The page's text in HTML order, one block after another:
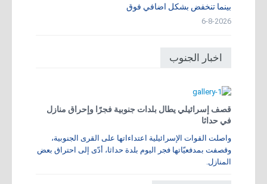
بينما تنخفض بشكل اضافي فوق
6-8-2026
اخبار الجنوب
قصف إسرائيلي يطال بلدات جنوبية فجرًا وإحراق منازل
في حداثا
واصلت القوات الإسرائيلية اعتداءاتها على القرى الجنوبية،
وقصفت بمدفعيّاتها فجر اليوم بلدة حداثا، أدّى إلى احتراق بعض
المنازل.